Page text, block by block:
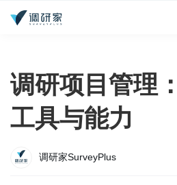
调研项目管理
工具与能力
调研家SurveyPlus